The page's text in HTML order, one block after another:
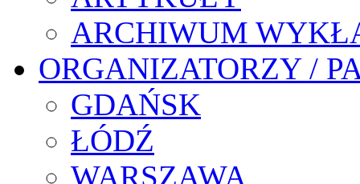
ARCHIWUM
ORGANIZATORZY /
GDAŃSK
ŁÓDŹ
WARSZAWA